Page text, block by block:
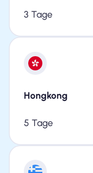
3 Tage
Hongkong
5 Tage